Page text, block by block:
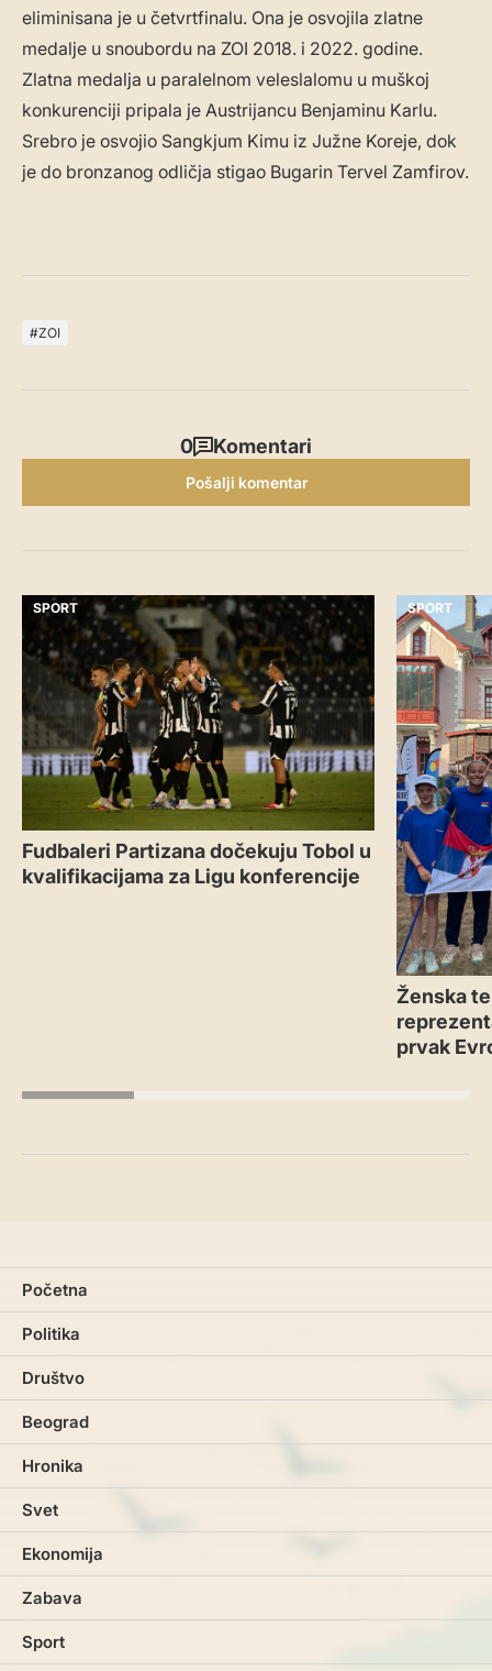
eliminisana je u četvrtfinalu. Ona je osvojila zlatne
medalje u snoubordu na ZOI 2018. i 2022. godine.
Zlatna medalja u paralelnom veleslalomu u muškoj
konkurenciji pripala je Austrijancu Benjaminu Karlu.
Srebro je osvojio Sangkjum Kimu iz Južne Koreje, dok
je do bronzanog odličja stigao Bugarin Tervel Zamfirov.
ZOI
0 Komentari
Pošalji komentar
SPORT
Fudbaleri Partizana dočekuju Tobol u
kvalifikacijama za Ligu konferencije
SPORT
Ženska
prvak
Početna
Politika
Društvo
Beograd
Hronika
Svet
Ekonomija
Zabava
Sport